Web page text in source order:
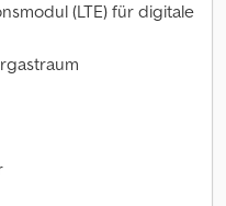
(LTE) für digitale